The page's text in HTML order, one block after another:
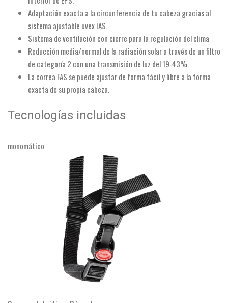
Adaptación exacta a la circunferencia de tu cabeza gracias al
sistema ajustable uvex IAS.
Sistema de ventilación con cierre para la regulación del clima
Reducción media/normal de la radiación solar a través de un filtro
de categoría 2 con una transmisión de luz del 19-43%.
La correa FAS se puede ajustar de forma fácil y libre a la forma
exacta de su propia cabeza.
Tecnologías incluidas
monomático